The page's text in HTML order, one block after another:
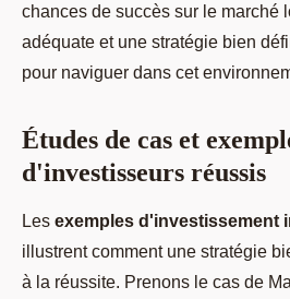
chances de succès sur le marché
adéquate et une stratégie bien
pour naviguer dans cet
Études de cas et
d'investisseurs réussis
Les exemples d'investissement
illustrent comment une stratégie
à la réussite. Prenons le cas de